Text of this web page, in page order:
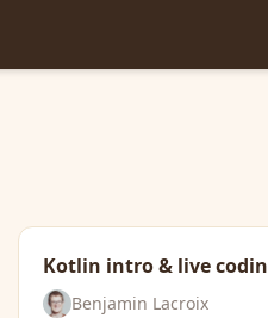
Kotlin intro & live
Benjamin Lacroix